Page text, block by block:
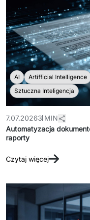
AI Artifficial Intelligence
Sztuczna Inteligencja
7.07.20263 MIN
Automatyzacja
raporty
Czytaj więcej